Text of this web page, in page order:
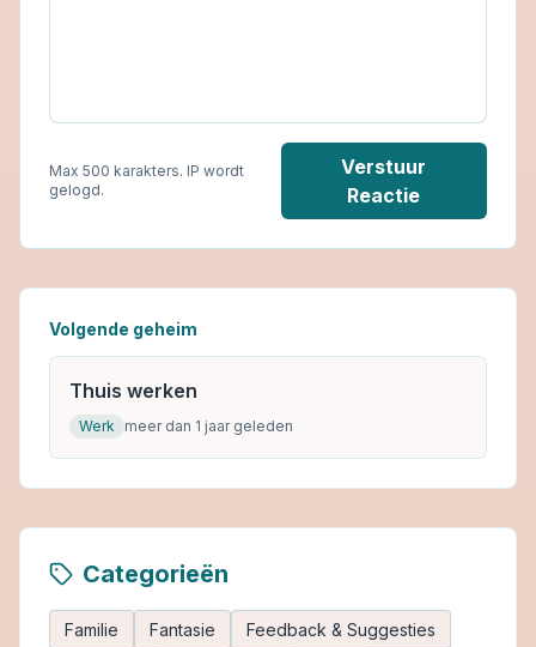
Max 500 karakters. IP wordt
gelogd.
Verstuur
Reactie
Volgende geheim
Thuis werken
Werk meer dan 1 jaar geleden
Categorieën
Familie Fantasie
Feedback & Suggesties